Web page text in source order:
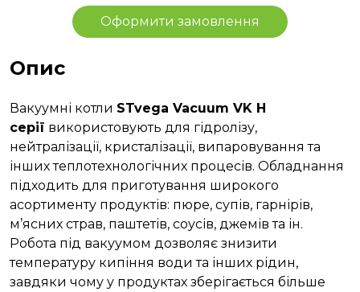
Оформити замовлення
Опис
Вакуумні котли STvega Vacuum VK H
серії використовують для гідролізу,
нейтралізації, кристалізації, випаровування та
інших теплотехнологічних процесів. Обладнання
підходить для приготування широкого
асортименту продуктів: пюре, супів, гарнірів,
м’ясних страв, паштетів, соусів, джемів та ін.
Робота під вакуумом дозволяє знизити
температуру кипіння води та інших рідин,
завдяки чому у продуктах зберігається більше